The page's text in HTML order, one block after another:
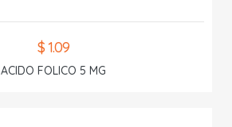
$ 1.09
ACIDO FOLICO 5 MG